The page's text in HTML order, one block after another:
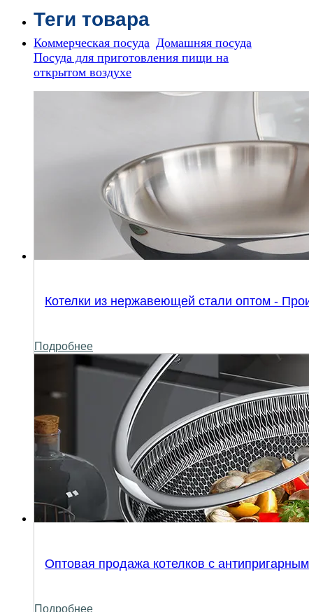
Теги товара
Коммерческая посуда Домашняя посуда
Посуда для приготовления пищи на
открытом воздухе
Котелки из нержавеющей стали оптом -
Подробнее
Оптовая продажа котелков с
Подробнее